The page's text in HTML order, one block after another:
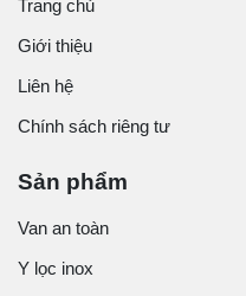
Trang chủ
Giới thiệu
Liên hệ
Chính sách riêng tư
Sản phẩm
Van an toàn
Y lọc inox